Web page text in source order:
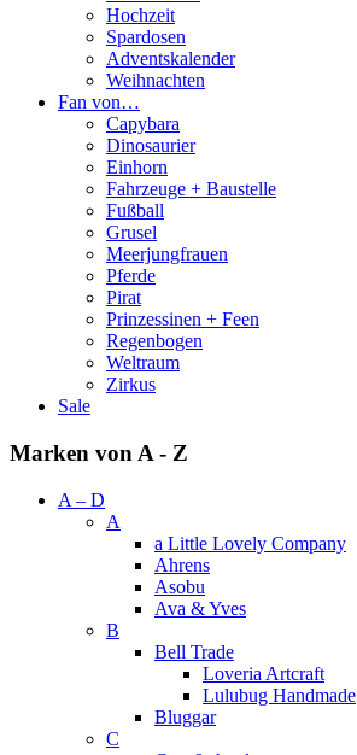
Hochzeit
Spardosen
Adventskalender
Weihnachten
Fan von…
Capybara
Dinosaurier
Einhorn
Fahrzeuge + Baustelle
Fußball
Grusel
Meerjungfrauen
Pferde
Pirat
Prinzessinen + Feen
Regenbogen
Weltraum
Zirkus
Sale
Marken von A - Z
A – D
A
a Little Lovely Company
Ahrens
Asobu
Ava & Yves
B
Bell Trade
Loveria Artcraft
Lulubug Handmade
Bluggar
C